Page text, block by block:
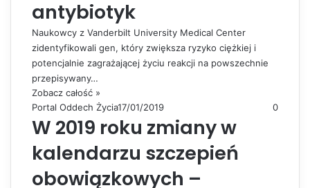
antybiotyk
Naukowcy z Vanderbilt University Medical Center
zidentyfikowali gen, który zwiększa ryzyko ciężkiej i
potencjalnie zagrażającej życiu reakcji na powszechnie
przepisywany…
Zobacz całość »
Portal Oddech Życia17/01/2019 0
W 2019 roku zmiany w
kalendarzu szczepień
obowiązkowych –